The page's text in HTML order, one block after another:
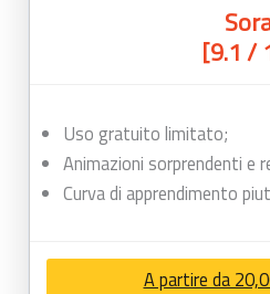
[9.1 /
Uso gratuito limitato;
Animazioni sorprendenti e
Curva di apprendimento
A partire da